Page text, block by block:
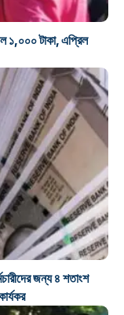
১,০০০ টাকা, এপ্রিল
জন্য ৪ শতাংশ